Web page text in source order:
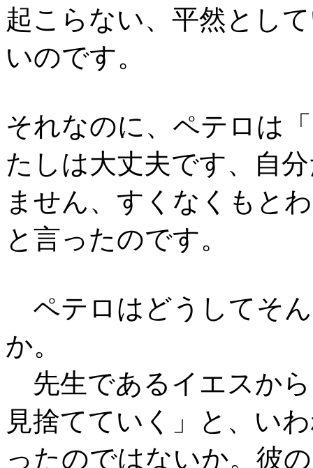
起こらない、平然とし
いのです。
それなのに、ペテロは
たしは大丈夫です、自
ません、すくなくもと
と言ったのです。
ペテロはどうしてそ
か。
先生であるイエスか
見捨てていく」と、い
ったのではないか。彼